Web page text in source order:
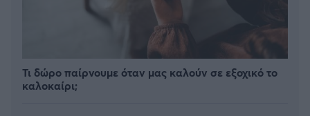
Τι δώρο παίρνουμε όταν μας καλούν σε εξοχικό το
καλοκαίρι;